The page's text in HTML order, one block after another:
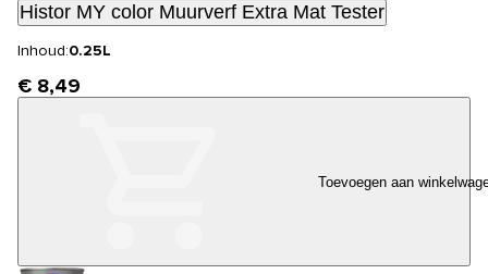
Histor MY color Muurverf Extra Mat Tester
Inhoud:0.25L
€ 8,49
Toevoegen aan